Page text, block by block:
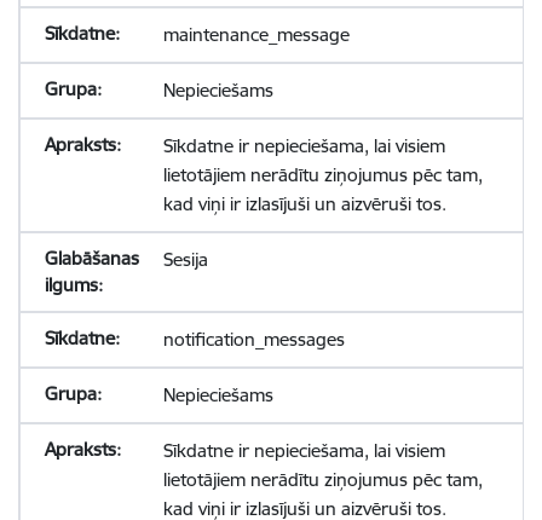
maintenance_message
Nepieciešams
Sīkdatne ir nepieciešama, lai visiem
lietotājiem nerādītu ziņojumus pēc tam,
kad viņi ir izlasījuši un aizvēruši tos.
Sesija
notification_messages
Nepieciešams
Sīkdatne ir nepieciešama, lai visiem
lietotājiem nerādītu ziņojumus pēc tam,
kad viņi ir izlasījuši un aizvēruši tos.